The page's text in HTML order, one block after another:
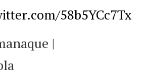
58b5YCc7Tx
|